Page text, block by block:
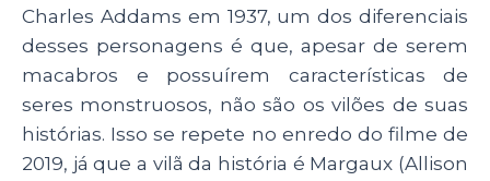
Charles Addams em 1937, um dos diferenciais
desses personagens é que, apesar de serem
macabros e possuírem características de
seres monstruosos, não são os vilões de suas
histórias. Isso se repete no enredo do filme de
2019, já que a vilã da história é Margaux (Allison